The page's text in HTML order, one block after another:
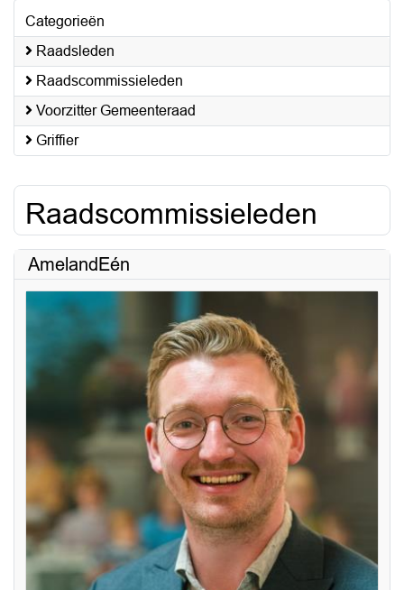
Categorieën
Raadsleden
Raadscommissieleden
Voorzitter Gemeenteraad
Griffier
Raadscommissieleden
AmelandEén